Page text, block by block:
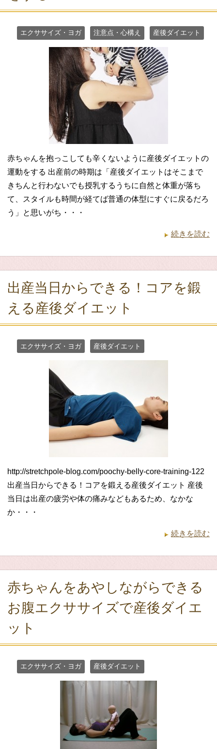
エクササイズ・ヨガ 注意点・心構え 産後ダイエット
赤ちゃんを抱っこしても辛くないように産後ダイエットの
運動をする 出産前の時期は「産後ダイエットはそこまで
きちんと行わないでも授乳するうちに自然と体重が落ち
て、スタイルも時間が経てば普通の体型にすぐに戻るだろ
う」と思いがち・・・
続きを読む
出産当日からできる！コアを鍛
える産後ダイエット
エクササイズ・ヨガ 産後ダイエット
http://stretchpole-blog.com/poochy-belly-core-training-122
出産当日からできる！コアを鍛える産後ダイエット 産後
当日は出産の疲労や体の痛みなどもあるため、なかな
か・・・
続きを読む
赤ちゃんをあやしながらできる
お腹エクササイズで産後ダイエ
ット
エクササイズ・ヨガ 産後ダイエット